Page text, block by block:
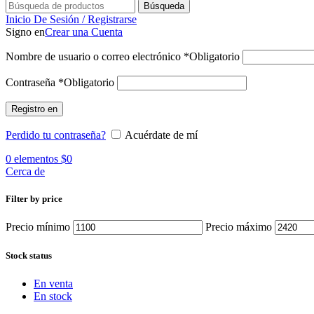
Búsqueda
Inicio De Sesión / Registrarse
Signo enCrear una Cuenta
Nombre de usuario o correo electrónico *Obligatorio
Contraseña *Obligatorio
Registro en
Perdido tu contraseña?
Acuérdate de mí
0 elementos $0
Cerca de
Filter by price
Precio mínimo Precio máximo
Stock status
En venta
En stock